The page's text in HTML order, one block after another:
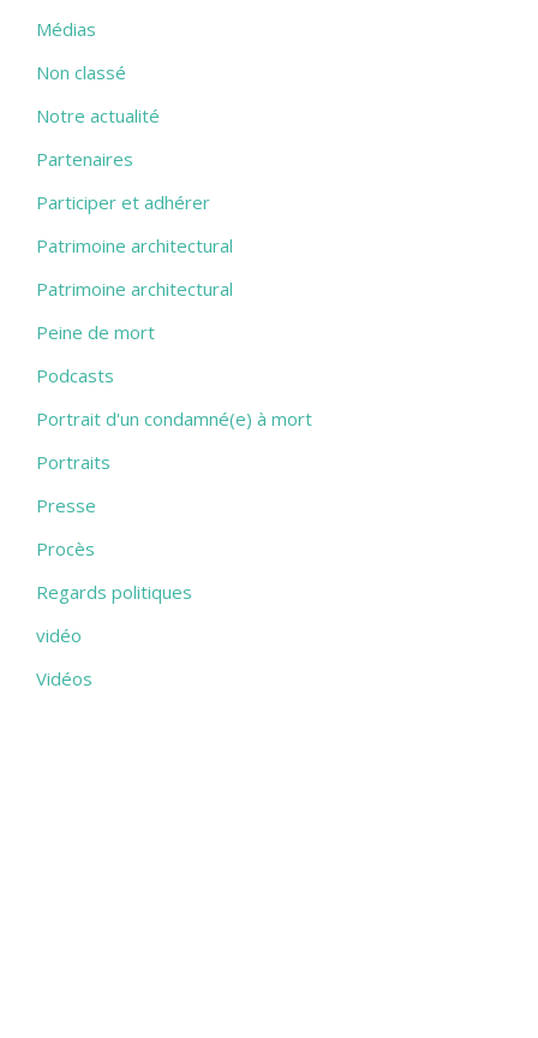
Médias
Non classé
Notre actualité
Partenaires
Participer et adhérer
Patrimoine architectural
Patrimoine architectural
Peine de mort
Podcasts
Portrait d'un condamné(e) à mort
Portraits
Presse
Procès
Regards politiques
vidéo
Vidéos